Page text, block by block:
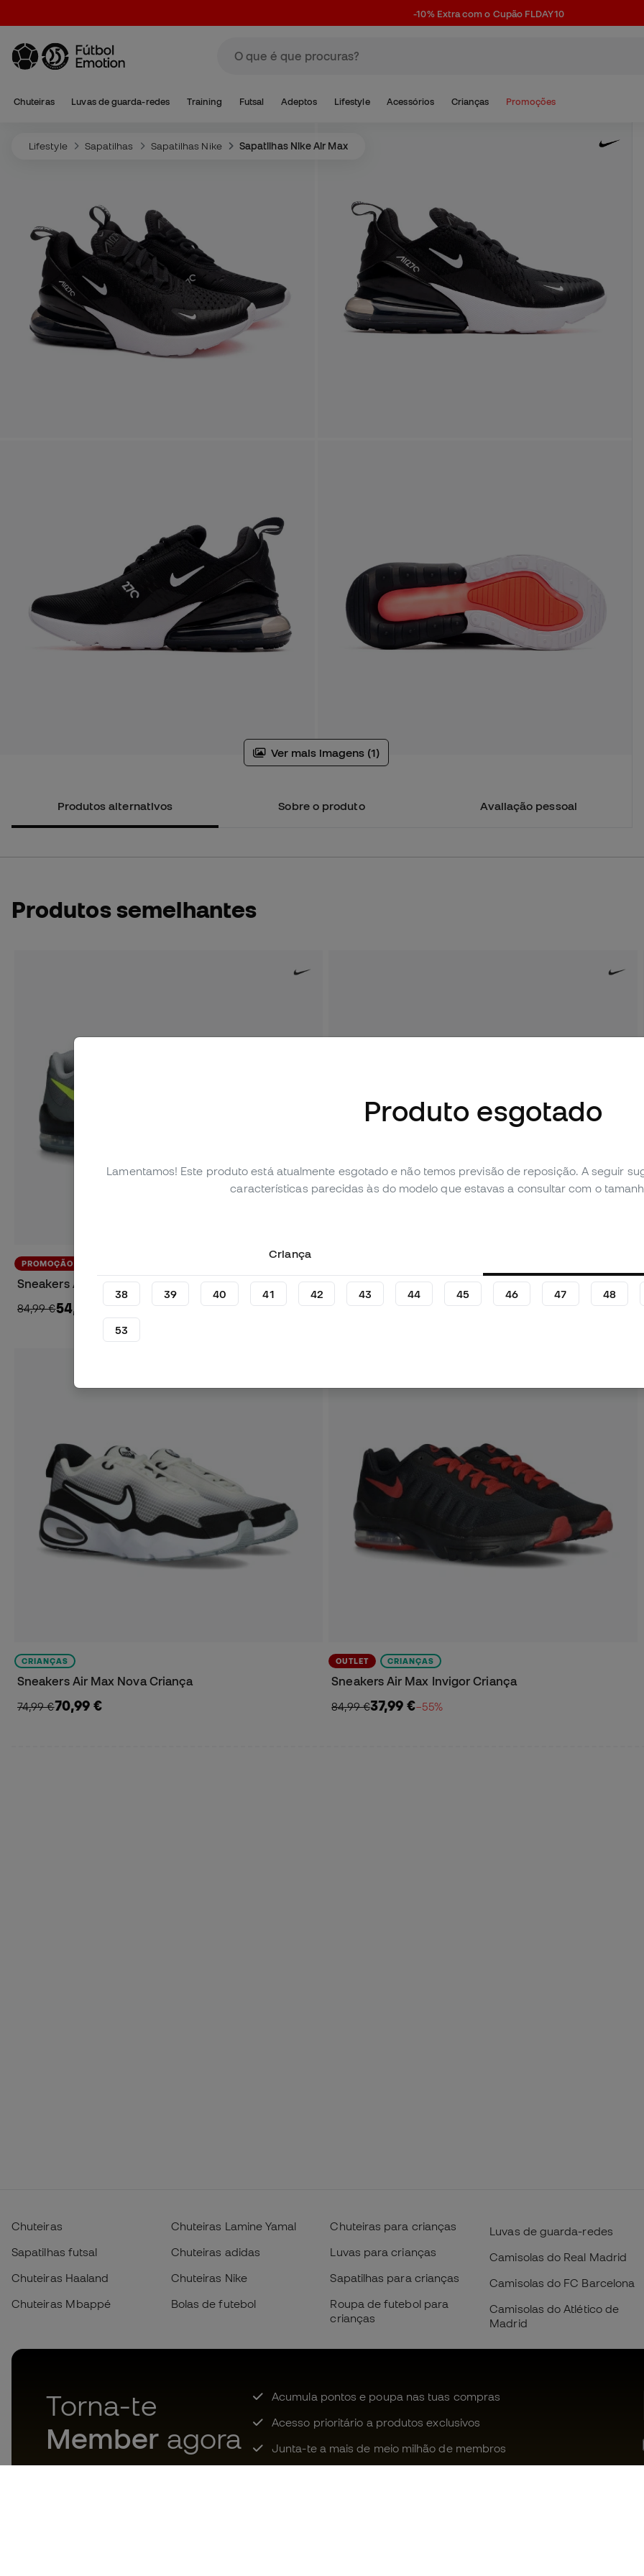
-10% Extra com o Cupão FLDAY10
Chuteiras Luvas de guarda-redes Training Futsal Adeptos Lifestyle Acessórios Crianças Promoções
Lifestyle Sapatilhas Sapatilhas Nike Sapatilhas Nike Air Max
Ver mais imagens (1)
Produtos alternativos Sobre o produto Avaliação pessoal
Produtos semelhantes
PROMOÇÃO
Sneakers Air Max Invigor Criança
84,99 €54,99 € −35%
Sneakers Air Max Nova Criança
74,99 €48,99 €−35%
CRIANÇAS
Sneakers Air Max Nova Criança
74,99 €70,99 €
OUTLET CRIANÇAS
Sneakers Air Max Invigor Criança
84,99 €37,99 €−55%
Chuteiras
Sapatilhas futsal
Chuteiras Haaland
Chuteiras Mbappé
Chuteiras Lamine Yamal
Chuteiras adidas
Chuteiras Nike
Bolas de futebol
Chuteiras para crianças
Luvas para crianças
Sapatilhas para crianças
Roupa de futebol para
crianças
Luvas de guarda-redes
Camisolas do Real Madrid
Camisolas do FC Barcelona
Camisolas do Atlético de
Madrid
Torna-te
Member agora
Acumula pontos e poupa nas tuas compras
Acesso prioritário a produtos exclusivos
Junta-te a mais de meio milhão de membros
Produto esgotado
Lamentamos! Este produto está atualmente esgotado e não temos previsão de reposição. A seguir
características parecidas às do modelo que estavas a consultar com o
Criança
38 39 40 41 42 43 44 45 46 47 48
53